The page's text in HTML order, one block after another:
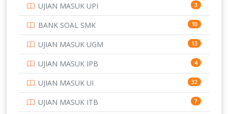
PTDI STTD 4
133
SMA 146
SMK 231
SMP 134
STIP 2
UJIAN MASUK UPI 3
BANK SOAL SMK 10
UJIAN MASUK UGM 13
UJIAN MASUK IPB 4
UJIAN MASUK UI 32
UJIAN MASUK ITB 7